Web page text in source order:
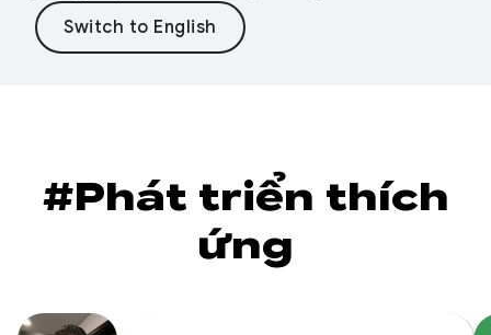
#Phát triển thích
ứng